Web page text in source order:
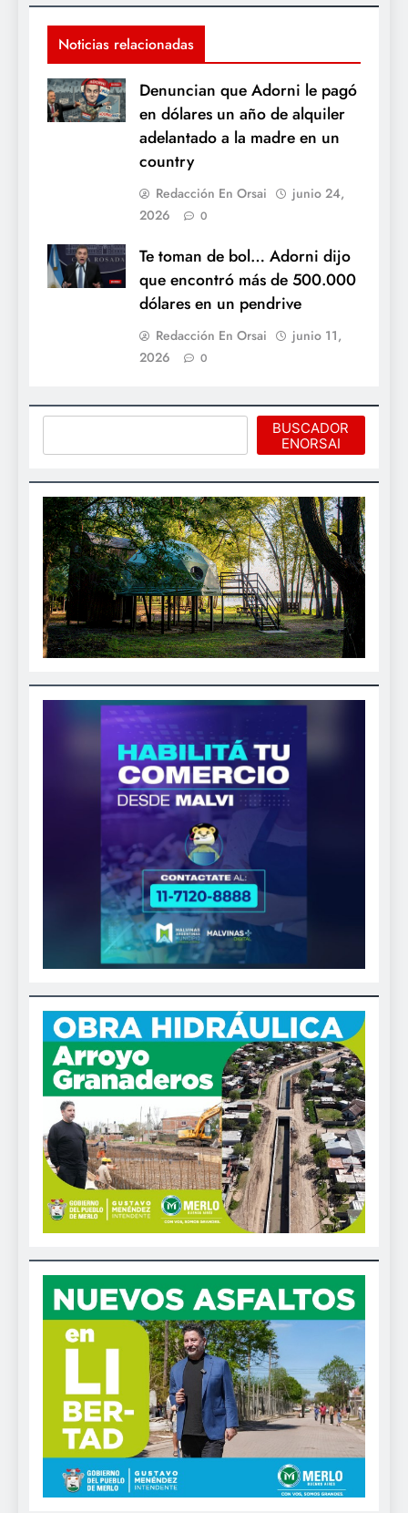
Noticias relacionadas
Denuncian que Adorni le pagó
en dólares un año de alquiler
adelantado a la madre en un
country
Redacción En Orsai
junio 24,
2026
0
Te toman de bol… Adorni dijo
que encontró más de 500.000
dólares en un pendrive
Redacción En Orsai
junio 11,
2026
0
BUSCADOR
ENORSAI